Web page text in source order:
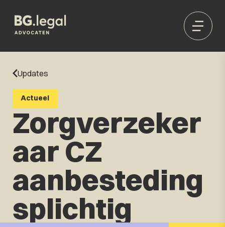
Updates
Actueel
Zorgverzeker
aar CZ
aanbesteding
splichtig